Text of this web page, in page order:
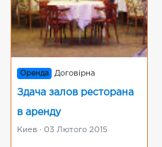
Оренда Договірна
Здача залов ресторана
в аренду
Киев · 03 Лютого 2015